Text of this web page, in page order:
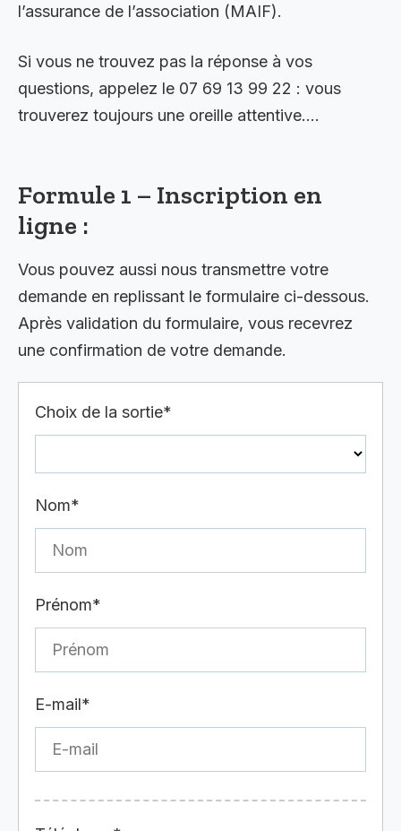
l’assurance de l’association (MAIF).
Si vous ne trouvez pas la réponse à vos
questions, appelez le 07 69 13 99 22 : vous
trouverez toujours une oreille attentive….
Formule 1 – Inscription en
ligne :
Vous pouvez aussi nous transmettre votre
demande en replissant le formulaire ci-dessous.
Après validation du formulaire, vous recevrez
une confirmation de votre demande.
Choix de la sortie*
Nom*
Prénom*
E-mail*